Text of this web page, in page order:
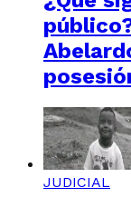
JUDICIAL